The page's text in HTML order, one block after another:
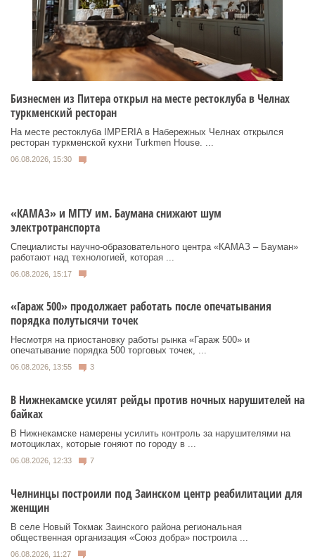
Бизнесмен из Питера открыл на месте рестоклуба в Челнах
туркменский ресторан
На месте рестоклуба IMPERIA в Набережных Челнах открылся
ресторан туркменской кухни Turkmen House. ...
06.08.2026, 15:30
«КАМАЗ» и МГТУ им. Баумана снижают шум
электротранспорта
Специалисты научно-образовательного центра «КАМАЗ – Бауман»
работают над технологией, которая ...
06.08.2026, 15:17
«Гараж 500» продолжает работать после опечатывания
порядка полутысячи точек
Несмотря на приостановку работы рынка «Гараж 500» и
опечатывание порядка 500 торговых точек, ...
06.08.2026, 13:55 3
В Нижнекамске усилят рейды против ночных нарушителей на
байках
В Нижнекамске намерены усилить контроль за нарушителями на
мотоциклах, которые гоняют по городу в ...
06.08.2026, 12:33 7
Челнинцы построили под Заинском центр реабилитации для
женщин
В селе Новый Токмак Заинского района региональная
общественная организация «Союз добра» построила ...
06.08.2026, 11:27